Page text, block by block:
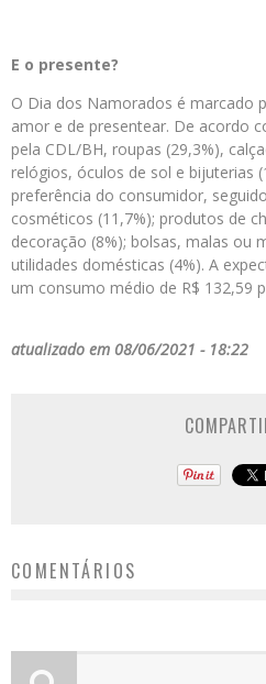
E o presente?
O Dia dos Namorados é marcado
amor e de presentear. De acordo
pela CDL/BH, roupas (29,3%),
relógios, óculos de sol e bijuterias
preferência do consumidor,
cosméticos (11,7%); produtos de
decoração (8%); bolsas, malas ou
utilidades domésticas (4%). A
um consumo médio de R$ 132,59
atualizado em 08/06/2021 - 18:22
COMENTÁRIOS